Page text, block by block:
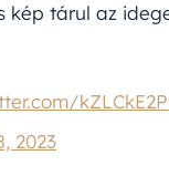
tárul az
2023